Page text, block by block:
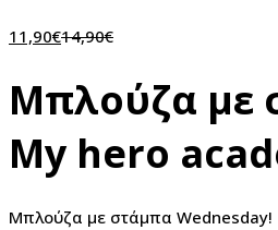
11,90€14,90€
Μπλούζα με
My hero
Μπλούζα με στάμπα Wednesday!